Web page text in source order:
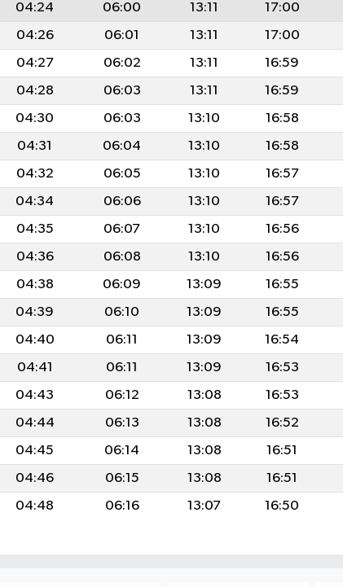
04:24 06:00 13:11 17:00
04:26 06:01 13:11 17:00
04:27 06:02 13:11 16:59
04:28 06:03 13:11 16:59
04:30 06:03 13:10 16:58
04:31 06:04 13:10 16:58
04:32 06:05 13:10 16:57
04:34 06:06 13:10 16:57
04:35 06:07 13:10 16:56
04:36 06:08 13:10 16:56
04:38 06:09 13:09 16:55
04:39 06:10 13:09 16:55
04:40 06:11 13:09 16:54
04:41 06:11 13:09 16:53
04:43 06:12 13:08 16:53
04:44 06:13 13:08 16:52
04:45 06:14 13:08 16:51
04:46 06:15 13:08 16:51
04:48 06:16 13:07 16:50